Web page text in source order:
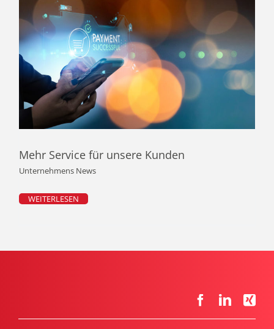
Mehr Service für unsere Kunden
Unternehmens News
WEITERLESEN